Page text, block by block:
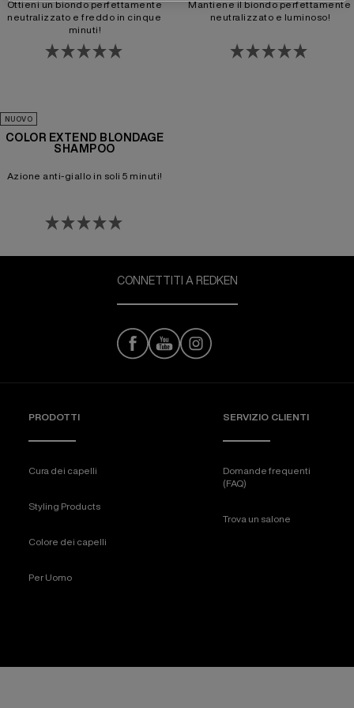
Ottieni un biondo perfettamente
neutralizzato e freddo in cinque
minuti!
Mantiene il biondo perfettamente
neutralizzato e luminoso!
NUOVO
COLOR EXTEND BLONDAGE
SHAMPOO
Azione anti-giallo in soli 5 minuti!
CONNETTITI A REDKEN
PRODOTTI
Cura dei capelli
Styling Products
Colore dei capelli
Per Uomo
SERVIZIO CLIENTI
Domande frequenti
(FAQ)
Trova un salone